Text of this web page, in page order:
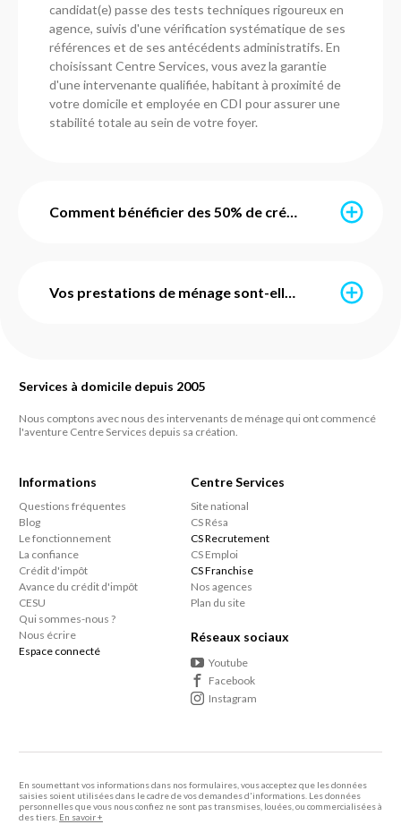
candidat(e) passe des tests techniques rigoureux en
agence, suivis d'une vérification systématique de ses
références et de ses antécédents administratifs. En
choisissant Centre Services, vous avez la garantie
d'une intervenante qualifiée, habitant à proximité de
votre domicile et employée en CDI pour assurer une
stabilité totale au sein de votre foyer.
Comment bénéficier des 50% de crédit d'impôt immédiat ?
l'URSSAF, vous ne payez que la moitié de votre facture
50 € sont prélevés sur votre compte. C'est simple,
part.
Vos prestations de ménage sont-elles avec ou sans engagement ?
sans engagement de durée et sans frais de dossier
vos interventions sur simple appel à votre agence de
intervenants, et non par un contrat contraignant.
Services à domicile depuis 2005
Nous comptons avec nous des intervenants de ménage qui ont commencé
l'aventure Centre Services depuis sa création.
Informations
Questions fréquentes
Blog
Le fonctionnement
La confiance
Crédit d'impôt
Avance du crédit d'impôt
CESU
Qui sommes-nous ?
Nous écrire
Espace connecté
Centre Services
Site national
CS Résa
CS Recrutement
CS Emploi
CS Franchise
Nos agences
Plan du site
Réseaux sociaux
Youtube
Facebook
Instagram
En soumettant vos informations dans nos formulaires, vous acceptez que les données
saisies soient utilisées dans le cadre de vos demandes d'informations. Les données
personnelles que vous nous confiez ne sont pas transmises, louées, ou commercialisées à
des tiers. En savoir +